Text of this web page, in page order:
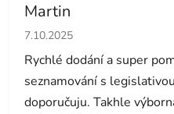
Martin
Hodnocení obchodu je 5 z
7.10.2025
Rychlé dodání a super
seznamování s
doporučuju. Takhle